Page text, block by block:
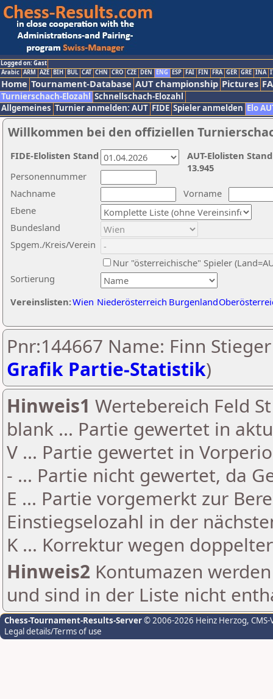
Logged on: Gast
Arabic ARM AZE BIH BUL CAT CHN CRO CZE DEN ENG ESP FAI FIN FRA GER GRE INA
Home Tournament-Database AUT championship Pictures
Turnierschach-Elozahl Schnellschach-Elozahl
Allgemeines Turnier anmelden: AUT FIDE Spieler anmelden Elo
Willkommen bei den offiziellen
Nachname
Vorname
Ebene
Sortierung
Personennummer
Bundesland
Spgem./Kreis/Verein
Nur "österreichische" Spieler
Vereinslisten:Wien Niederösterreich Burgenland
AUT-Elolisten
13.945
FIDE-Elolisten Stand
Pnr:144667 Name: Finn
Grafik Partie-Statistik)
Hinweis1 Wertebereich Feld
blank ... Partie gewertet in
V ... Partie gewertet in
- ... Partie nicht gewertet, da
E ... Partie vorgemerkt zur
Einstiegselozahl in der
K ... Korrektur wegen
Hinweis2 Kontumazen
und sind in der Liste nicht
Chess-Tournament-Results-Server© 2006-2026 Heinz Herzog,
Legal details/Terms of use